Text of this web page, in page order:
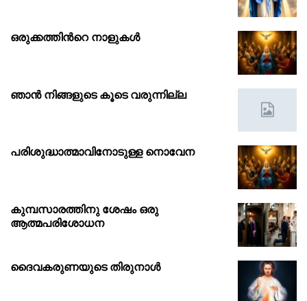
ഒരുക്കത്തിൻറെ നാളുകൾ
ഞാൻ നിങ്ങളുടെ കൂടെ വരുന്നില്ല
പരിശുദ്ധാത്മാവിനോടുള്ള നൊവേന
കുമ്പസാരത്തിനു ശേഷം ഒരു
ആത്മപരിശോധന
ദൈവകരുണയുടെ തിരുനാൾ